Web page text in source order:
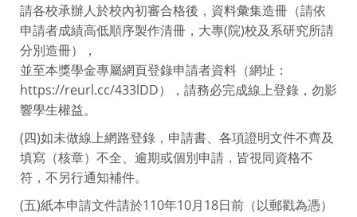
請各校承辦人於校內初審合格後，資料彙集造冊（請依
申請者成績高低順序製作清冊，大專(院)校及系研究所請
分別造冊），
並至本獎學金專屬網頁登錄申請者資料（網址：
https://reurl.cc/433lDD），請務必完成線上登錄，勿影
響學生權益。
(四)如未做線上網路登錄，申請書、各項證明文件不齊及
填寫（核章）不全、逾期或個別申請，皆視同資格不
符，不另行通知補件。
(五)紙本申請文件請於110年10月18日前（以郵戳為憑）